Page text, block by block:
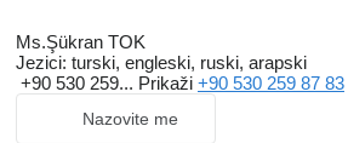
Ms.Şükran TOK
Jezici: turski, engleski, ruski, arapski
+90 530 259... Prikaži +90 530 259 87 83
Nazovite me